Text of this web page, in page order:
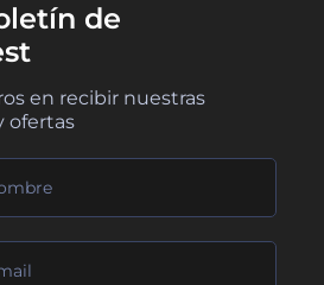
de
en recibir nuestras
ofertas